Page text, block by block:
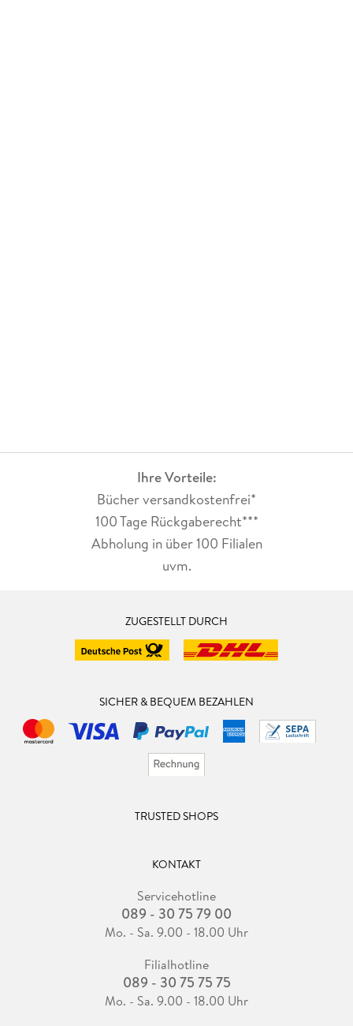
Ihre Vorteile:
Bücher versandkostenfrei*
100 Tage Rückgaberecht***
Abholung in über 100 Filialen
uvm.
ZUGESTELLT DURCH
SICHER & BEQUEM BEZAHLEN
TRUSTED SHOPS
KONTAKT
Servicehotline
089 - 30 75 79 00
Mo. - Sa. 9.00 - 18.00 Uhr
Filialhotline
089 - 30 75 75 75
Mo. - Sa. 9.00 - 18.00 Uhr